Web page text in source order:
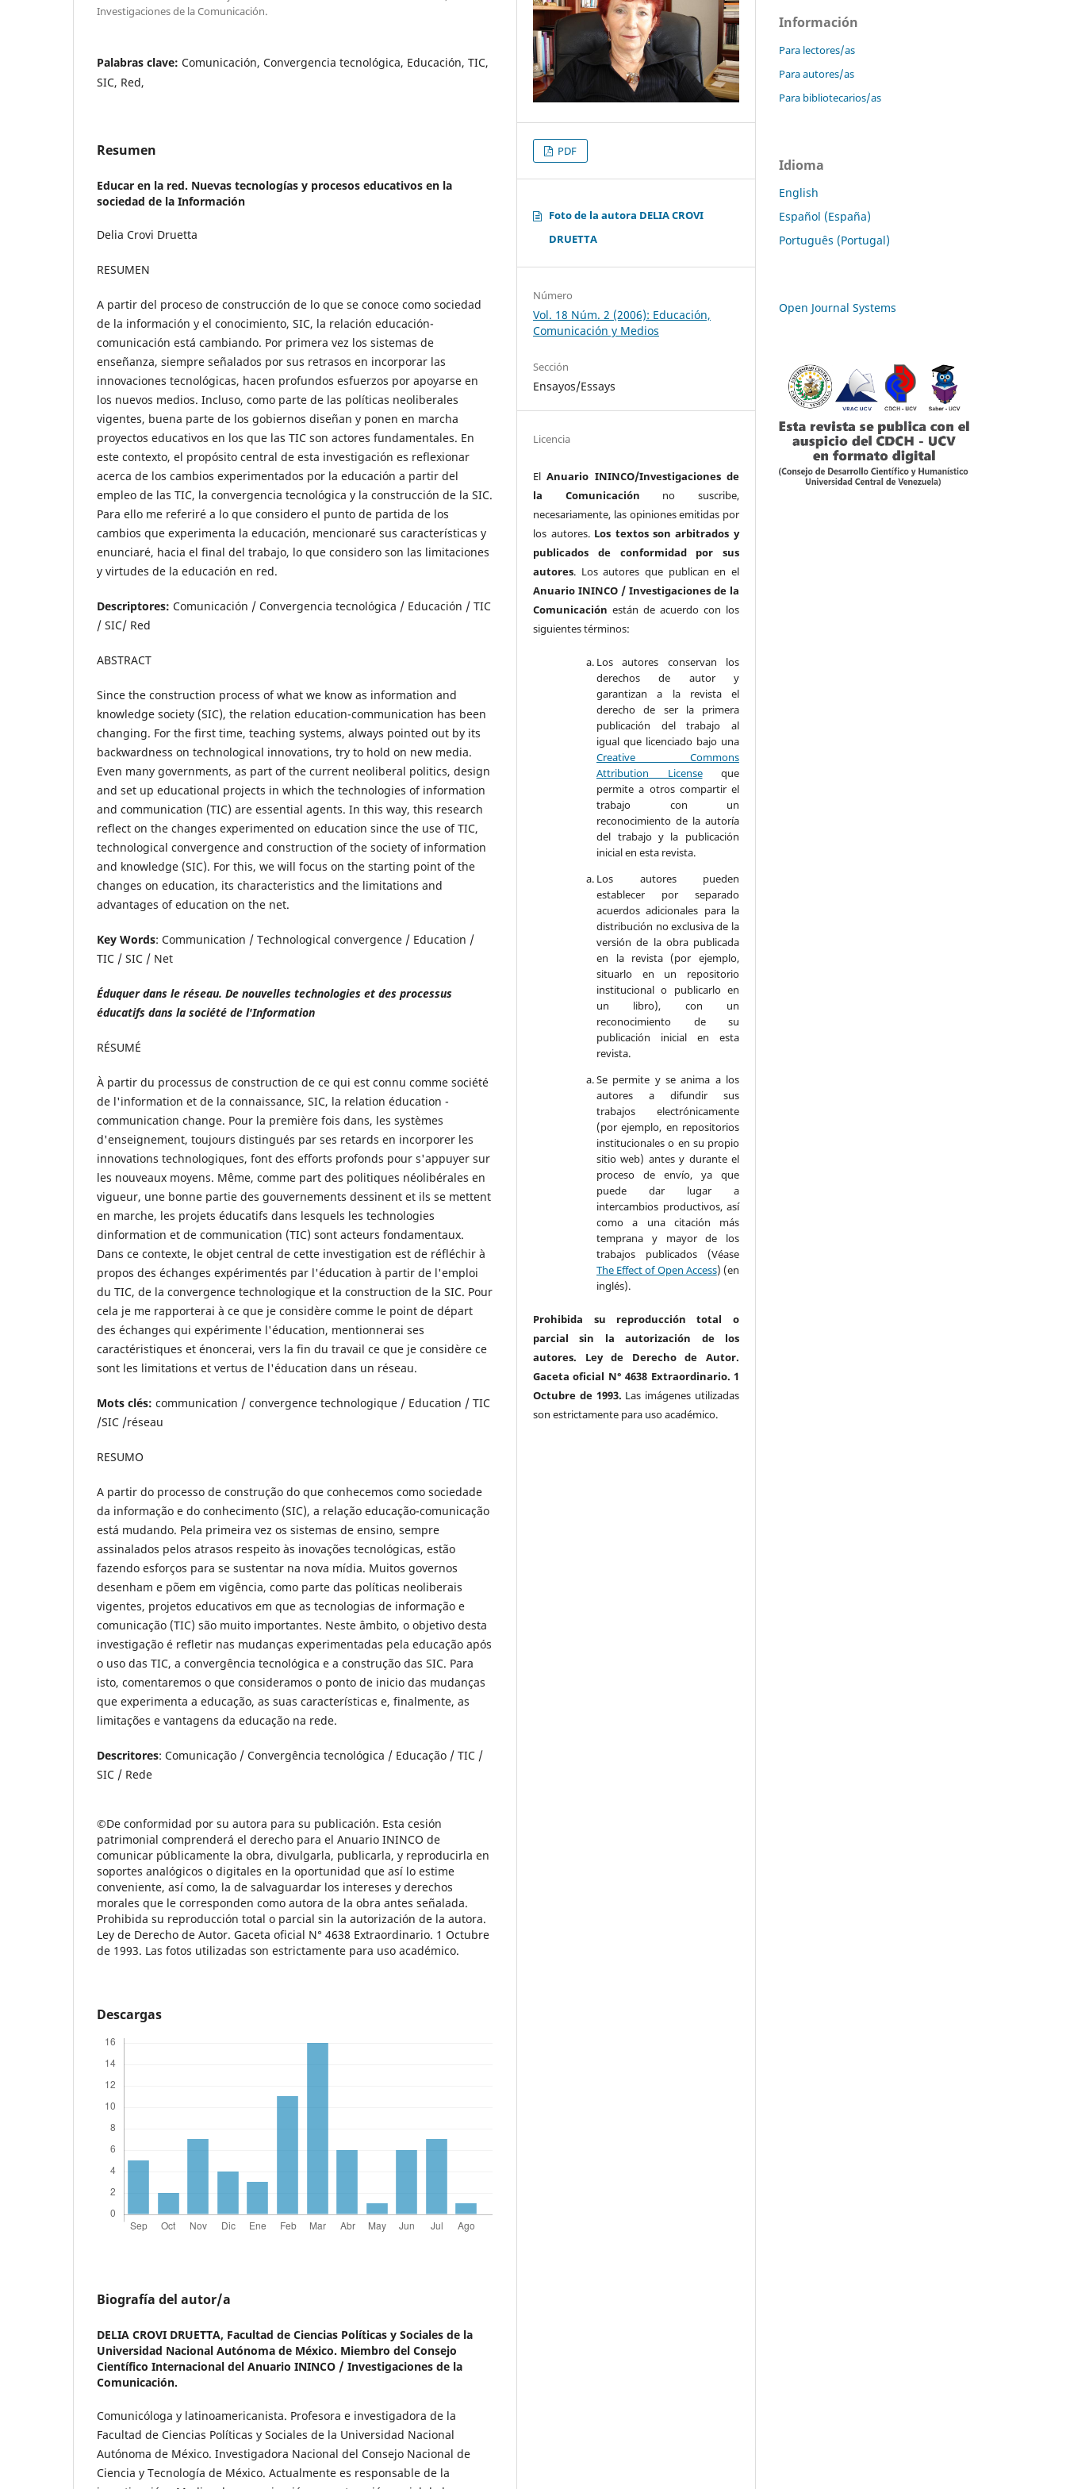
Investigaciones de la Comunicación.
Palabras clave: Comunicación, Convergencia tecnológica, Educación, TIC,
SIC, Red,
Resumen
Educar en la red. Nuevas tecnologías y procesos educativos en la
sociedad de la Información
Delia Crovi Druetta
RESUMEN
A partir del proceso de construcción de lo que se conoce como sociedad
de la información y el conocimiento, SIC, la relación educación-
comunicación está cambiando. Por primera vez los sistemas de
enseñanza, siempre señalados por sus retrasos en incorporar las
innovaciones tecnológicas, hacen profundos esfuerzos por apoyarse en
los nuevos medios. Incluso, como parte de las políticas neoliberales
vigentes, buena parte de los gobiernos diseñan y ponen en marcha
proyectos educativos en los que las TIC son actores fundamentales. En
este contexto, el propósito central de esta investigación es reflexionar
acerca de los cambios experimentados por la educación a partir del
empleo de las TIC, la convergencia tecnológica y la construcción de la SIC.
Para ello me referiré a lo que considero el punto de partida de los
cambios que experimenta la educación, mencionaré sus características y
enunciaré, hacia el final del trabajo, lo que considero son las limitaciones
y virtudes de la educación en red.
Descriptores: Comunicación / Convergencia tecnológica / Educación / TIC
/ SIC/ Red
ABSTRACT
Since the construction process of what we know as information and
knowledge society (SIC), the relation education-communication has been
changing. For the first time, teaching systems, always pointed out by its
backwardness on technological innovations, try to hold on new media.
Even many governments, as part of the current neoliberal politics, design
and set up educational projects in which the technologies of information
and communication (TIC) are essential agents. In this way, this research
reflect on the changes experimented on education since the use of TIC,
technological convergence and construction of the society of information
and knowledge (SIC). For this, we will focus on the starting point of the
changes on education, its characteristics and the limitations and
advantages of education on the net.
Key Words: Communication / Technological convergence / Education /
TIC / SIC / Net
Éduquer dans le réseau. De nouvelles technologies et des processus
éducatifs dans la société de l'Information
RÉSUMÉ
À partir du processus de construction de ce qui est connu comme société
de l'information et de la connaissance, SIC, la relation éducation -
communication change. Pour la première fois dans, les systèmes
d'enseignement, toujours distingués par ses retards en incorporer les
innovations technologiques, font des efforts profonds pour s'appuyer sur
les nouveaux moyens. Même, comme part des politiques néolibérales en
vigueur, une bonne partie des gouvernements dessinent et ils se mettent
en marche, les projets éducatifs dans lesquels les technologies
dinformation et de communication (TIC) sont acteurs fondamentaux.
Dans ce contexte, le objet central de cette investigation est de réfléchir à
propos des échanges expérimentés par l'éducation à partir de l'emploi
du TIC, de la convergence technologique et la construction de la SIC. Pour
cela je me rapporterai à ce que je considère comme le point de départ
des échanges qui expérimente l'éducation, mentionnerai ses
caractéristiques et énoncerai, vers la fin du travail ce que je considère ce
sont les limitations et vertus de l'éducation dans un réseau.
Mots clés: communication / convergence technologique / Education / TIC
/SIC /réseau
RESUMO
A partir do processo de construção do que conhecemos como sociedade
da informação e do conhecimento (SIC), a relação educação-comunicação
está mudando. Pela primeira vez os sistemas de ensino, sempre
assinalados pelos atrasos respeito às inovações tecnológicas, estão
fazendo esforços para se sustentar na nova mídia. Muitos governos
desenham e põem em vigência, como parte das políticas neoliberais
vigentes, projetos educativos em que as tecnologias de informação e
comunicação (TIC) são muito importantes. Neste âmbito, o objetivo desta
investigação é refletir nas mudanças experimentadas pela educação após
o uso das TIC, a convergência tecnológica e a construção das SIC. Para
isto, comentaremos o que consideramos o ponto de inicio das mudanças
que experimenta a educação, as suas características e, finalmente, as
limitações e vantagens da educação na rede.
Descritores: Comunicação / Convergência tecnológica / Educação / TIC /
SIC / Rede
©De conformidad por su autora para su publicación. Esta cesión
patrimonial comprenderá el derecho para el Anuario ININCO de
comunicar públicamente la obra, divulgarla, publicarla, y reproducirla en
soportes analógicos o digitales en la oportunidad que así lo estime
conveniente, así como, la de salvaguardar los intereses y derechos
morales que le corresponden como autora de la obra antes señalada.
Prohibida su reproducción total o parcial sin la autorización de la autora.
Ley de Derecho de Autor. Gaceta oficial N° 4638 Extraordinario. 1 Octubre
de 1993. Las fotos utilizadas son estrictamente para uso académico.
Descargas
Biografía del autor/a
DELIA CROVI DRUETTA, Facultad de Ciencias Políticas y Sociales de la
Universidad Nacional Autónoma de México. Miembro del Consejo
Científico Internacional del Anuario ININCO / Investigaciones de la
Comunicación.
Comunicóloga y latinoamericanista. Profesora e investigadora de la
Facultad de Ciencias Políticas y Sociales de la Universidad Nacional
Autónoma de México. Investigadora Nacional del Consejo Nacional de
Ciencia y Tecnología de México. Actualmente es responsable de la
PDF
Foto de la autora DELIA CROVI
DRUETTA
Número
Vol. 18 Núm. 2 (2006): Educación,
Comunicación y Medios
Sección
Ensayos/Essays
Licencia
ElAnuario ININCO/Investigaciones de
la Comunicación no suscribe,
necesariamente, las opiniones emitidas por
los autores.Los textos son arbitrados y
publicados de conformidad por sus
autores. Los autores que publican en el
Anuario ININCO / Investigaciones de la
Comunicaciónestán de acuerdo con los
siguientes términos:
Los autores conservan los
derechos de autor y
garantizan a la revista el
derecho de ser la primera
publicación del trabajo al
igual que licenciado bajo una
Creative Commons
Attribution Licenseque
permite a otros compartir el
trabajo con un
reconocimiento de la autoría
del trabajo y la publicación
inicial en esta revista.
Los autores pueden
establecer por separado
acuerdos adicionales para la
distribución no exclusiva de la
versión de la obra publicada
en la revista (por ejemplo,
situarlo en un repositorio
institucional o publicarlo en
un libro), con un
reconocimiento de su
publicación inicial en esta
revista.
Se permite y se anima a los
autores a difundir sus
trabajos electrónicamente
(por ejemplo, en repositorios
institucionales o en su propio
sitio web) antes y durante el
proceso de envío, ya que
puede dar lugar a
intercambios productivos, así
como a una citación más
temprana y mayor de los
trabajos publicados (Véase
The Effect of Open Access) (en
inglés).
Prohibida su reproducción total o
parcial sin la autorización de los
autores. Ley de Derecho de Autor.
Gaceta oficial N° 4638 Extraordinario. 1
Octubre de 1993. Las imágenes utilizadas
son estrictamente para uso académico.
Información
Para lectores/as
Para autores/as
Para bibliotecarios/as
Idioma
English
Español (España)
Português (Portugal)
Open Journal Systems